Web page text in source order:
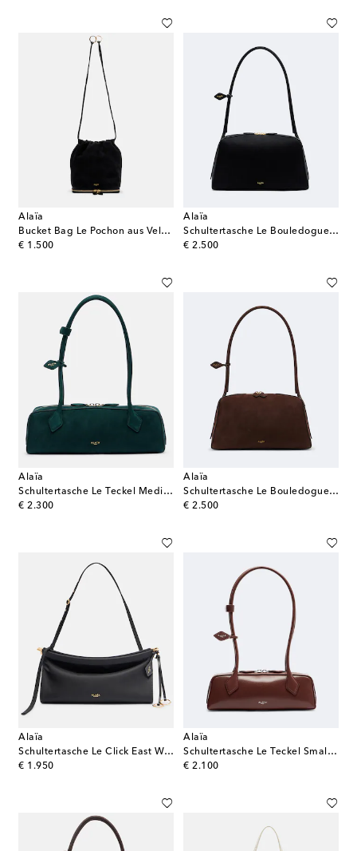
Alaïa
Bucket Bag Le Pochon aus Veloursleder
€ 1.500
original price
Alaïa
Schultertasche Le Bouledogue Medium
€ 2.500
original price
Alaïa
Schultertasche Le Teckel Medium aus Leder
€ 2.300
original price
Alaïa
Schultertasche Le Bouledogue Medium aus Leder
€ 2.500
original price
Alaïa
Schultertasche Le Click East West Medium
€ 1.950
original price
Alaïa
Schultertasche Le Teckel Small aus Leder
€ 2.100
original price